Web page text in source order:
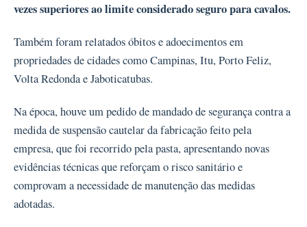
vezes superiores ao limite considerado seguro para cavalos.
Também foram relatados óbitos e adoecimentos em
propriedades de cidades como Campinas, Itu, Porto Feliz,
Volta Redonda e Jaboticatubas.
Na época, houve um pedido de mandado de segurança contra a
medida de suspensão cautelar da fabricação feito pela
empresa, que foi recorrido pela pasta, apresentando novas
evidências técnicas que reforçam o risco sanitário e
comprovam a necessidade de manutenção das medidas
adotadas.